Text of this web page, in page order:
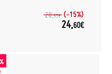
28,95€ (-15%)
24,60€